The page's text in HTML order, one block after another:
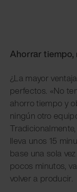
Ahorrar
¿La mayor
perfectos. «No
ahorro tiempo y
ningún otro
lleva unos 15
base una sola
pocos minutos,
volver a producir.